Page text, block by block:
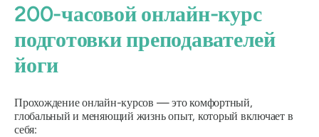
200-часовой онлайн-курс
подготовки преподавателей
йоги
Прохождение онлайн-курсов — это комфортный,
глобальный и меняющий жизнь опыт, который включает в
себя: